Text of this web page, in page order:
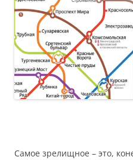
Самое зрелищное – это,